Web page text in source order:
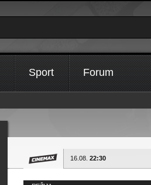
Sport Forum
16.08. 22:30